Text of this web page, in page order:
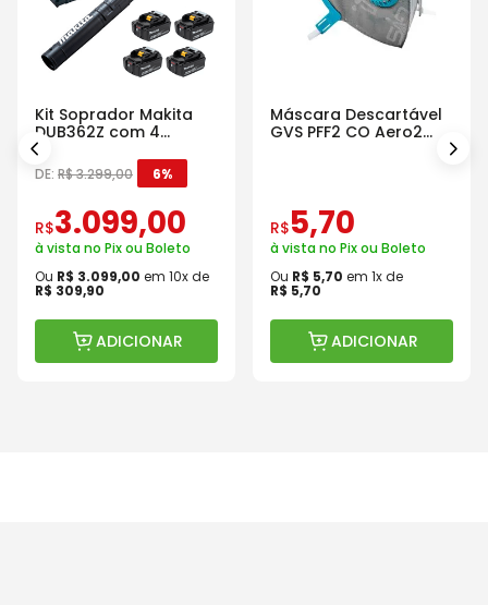
Kit Soprador Makita
DUB362Z com 4
Baterias Carregador e
Maleta
DE: R$3.299,00 6%
R$3.099,00
à vista no Pix ou Boleto
Ou R$ 3.099,00 em 10x de
R$ 309,90
ADICIONAR
Máscara Descartável
GVS PFF2 CO Aero2
R$5,70
à vista no Pix ou Boleto
Ou R$ 5,70 em 1x de
R$ 5,70
ADICIONAR